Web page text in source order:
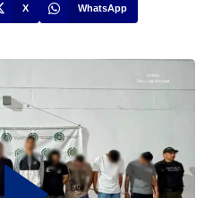
X WhatsApp